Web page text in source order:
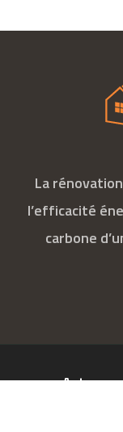
La
l’efficacité
carbone
Astuces